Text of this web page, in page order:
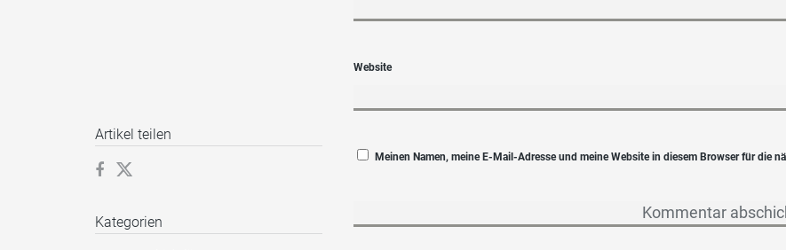
Website
Meinen Namen, meine E-Mail-Adresse und meine Website in diesem Browser für die
Artikel teilen
Kategorien